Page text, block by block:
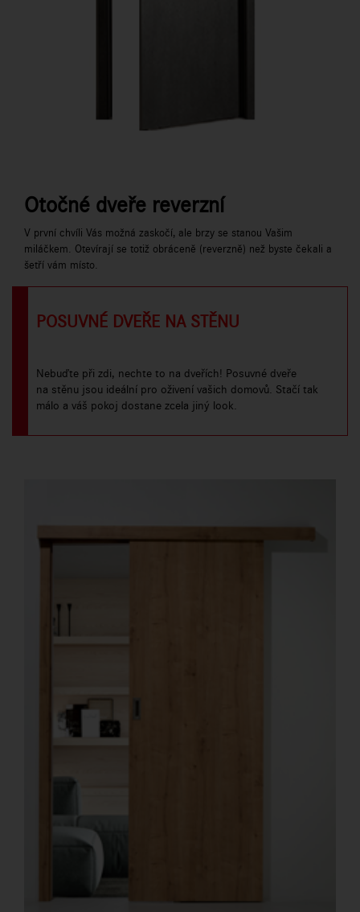
Otočné dveře reverzní
V první chvíli Vás možná zaskočí, ale brzy se stanou Vašim
miláčkem. Otevírají se totiž obráceně (reverzně) než byste čekali a
šetří vám místo.
POSUVNÉ DVEŘE NA STĚNU
Nebuďte při zdi, nechte to na dveřích! Posuvné dveře
na stěnu jsou ideální pro oživení vašich domovů. Stačí tak
málo a váš pokoj dostane zcela jiný look.